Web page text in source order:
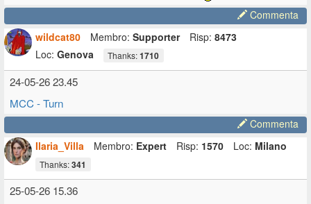
Commenta
wildcat80
Membro: Supporter Risp: 8473
Loc: Genova Thanks:1710
24-05-26 23.45
MCC - Turn
Commenta
Ilaria_Villa
Membro: Expert Risp: 1570 Loc: Milano
Thanks:341
25-05-26 15.36